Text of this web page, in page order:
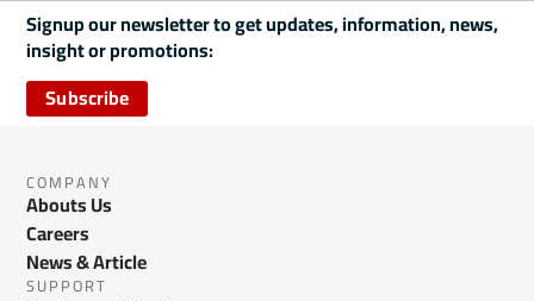
Signup our newsletter to get updates, information, news,
insight or promotions:
Subscribe
COMPANY
Abouts Us
Careers
News & Article
SUPPORT